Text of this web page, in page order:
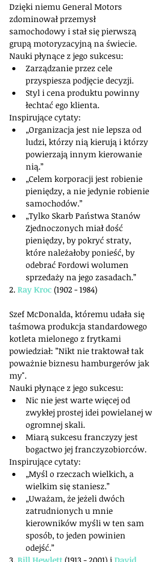
Dzięki niemu General Motors
zdominował przemysł
samochodowy i stał się pierwszą
grupą motoryzacyjną na świecie.
Nauki płynące z jego sukcesu:
Zarządzanie przez cele
przyspiesza podjęcie decyzji.
Styl i cena produktu powinny
łechtać ego klienta.
Inspirujące cytaty:
„Organizacja jest nie lepsza od
ludzi, którzy nią kierują i którzy
powierzają innym kierowanie
nią.”
„Celem korporacji jest robienie
pieniędzy, a nie jedynie robienie
samochodów.”
„Tylko Skarb Państwa Stanów
Zjednoczonych miał dość
pieniędzy, by pokryć straty,
które należałoby ponieść, by
odebrać Fordowi wolumen
sprzedaży na jego zasadach.”
2. Ray Kroc (1902 - 1984)
Szef McDonalda, któremu udała się
taśmowa produkcja standardowego
kotleta mielonego z frytkami
powiedział: ”Nikt nie traktował tak
poważnie biznesu hamburgerów jak
my".
Nauki płynące z jego sukcesu:
Nic nie jest warte więcej od
zwykłej prostej idei powielanej w
ogromnej skali.
Miarą sukcesu franczyzy jest
bogactwo jej franczyzobiorców.
Inspirujące cytaty:
„Myśl o rzeczach wielkich, a
wielkim się staniesz.”
„Uważam, że jeżeli dwóch
zatrudnionych u mnie
kierowników myśli w ten sam
sposób, to jeden powinien
odejść.”